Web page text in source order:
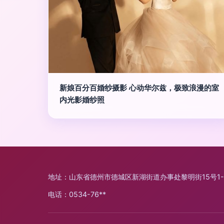
新娘百分百婚纱摄影 心动华尔兹，极致浪漫的室
内光影婚纱照
地址：山东省德州市德城区新湖街道办事处黎明街15号
电话：0534-76**